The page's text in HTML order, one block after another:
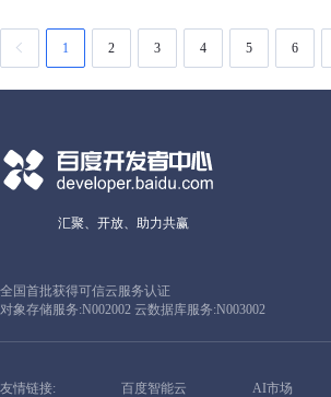
1 2 3 4 5 6
汇聚、开放、助力共赢
全国首批获得可信云服务认证
对象存储服务:N002002 云数据库服务:N003002
友情链接: 百度智能云 AI市场